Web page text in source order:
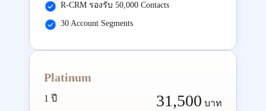
R-CRM รองรับ 50,000 Contacts
30 Account Segments
Platinum
1 ปี 31,500 บาท